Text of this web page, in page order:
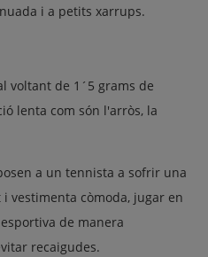
i a petits xarrups.
voltant de 1´5 grams de
lenta com són l'arròs, la
a un tennista a sofrir una
vestimenta còmoda, jugar en
de manera
recaigudes.